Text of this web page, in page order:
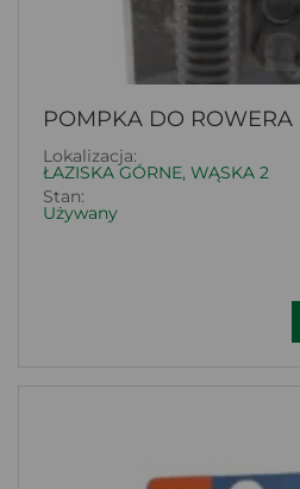
POMPKA DO ROWERA
Lokalizacja:
ŁAZISKA GÓRNE, WĄSKA 2
Stan:
Używany